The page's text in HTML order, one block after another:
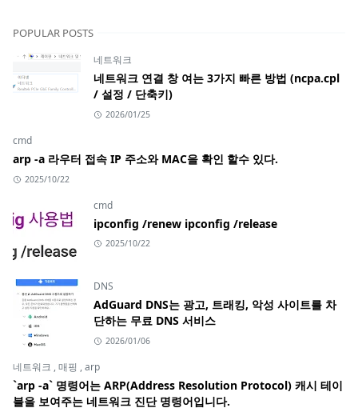
POPULAR POSTS
네트워크
네트워크 연결 창 여는 3가지 빠른 방법 (ncpa.cpl
/ 설정 / 단축키)
2026/01/25
cmd
arp -a 라우터 접속 IP 주소와 MAC을 확인 할수 있다.
2025/10/22
cmd
ipconfig /renew ipconfig /release
2025/10/22
DNS
AdGuard DNS는 광고, 트래킹, 악성 사이트를 차
단하는 무료 DNS 서비스
2026/01/06
네트워크 ,매핑 ,arp
`arp -a` 명령어는 ARP(Address Resolution Protocol) 캐시 테이
블을 보여주는 네트워크 진단 명령어입니다.